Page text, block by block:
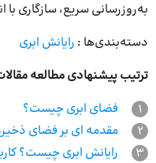
به‌روزرسانی سریع، سازگاری
دسته‌بندی‌ها : رایانش ابری
ترتیب پیشنهادی مطالعه
1
فضای ابری چیست؟
2
مقدمه ای بر فضای
3
رایانش ابری چیست؟